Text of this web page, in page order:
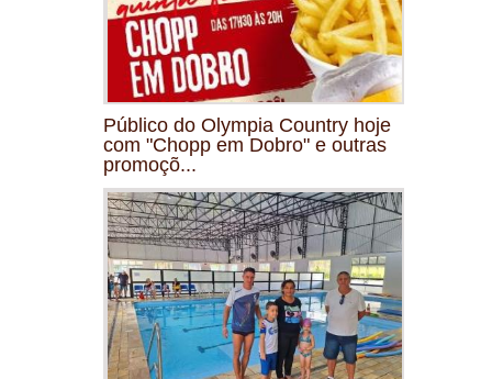
Público do Olympia Country hoje
com "Chopp em Dobro" e outras
promoçõ...